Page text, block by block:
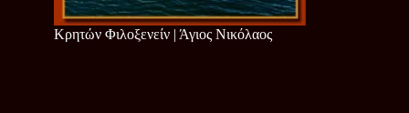
Κρητών Φιλοξενείν | Άγιος Νικόλαος